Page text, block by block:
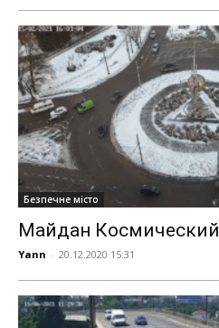
Безпечне місто
Майдан Космический
Yann - 20.12.2020 15:31